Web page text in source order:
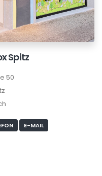
Spitz
50
E-MAIL